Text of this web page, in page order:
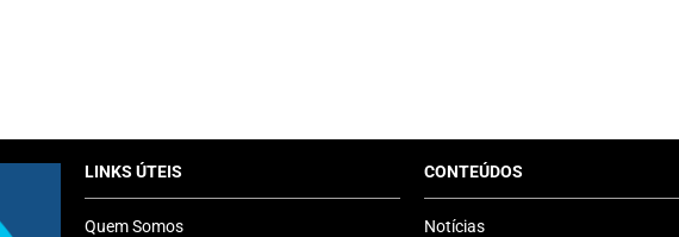
LINKS ÚTEIS
Quem Somos
CONTEÚDOS
Notícias